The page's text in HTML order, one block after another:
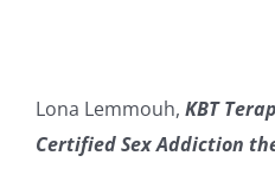
Lona Lemmouh, KBT
Certified Sex Addiction